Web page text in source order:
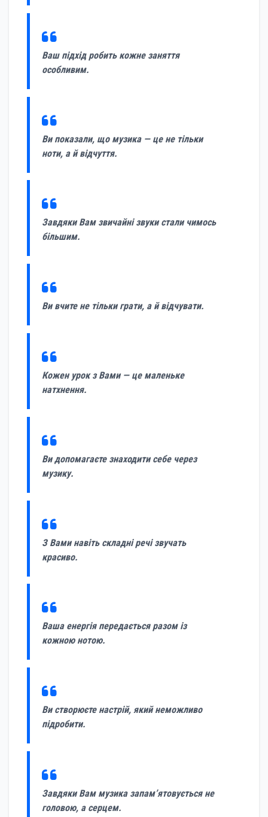
Ваш підхід робить кожне заняття
особливим.
Ви показали, що музика — це не тільки
ноти, а й відчуття.
Завдяки Вам звичайні звуки стали чимось
більшим.
Ви вчите не тільки грати, а й відчувати.
Кожен урок з Вами — це маленьке
натхнення.
Ви допомагаєте знаходити себе через
музику.
З Вами навіть складні речі звучать
красиво.
Ваша енергія передається разом із
кожною нотою.
Ви створюєте настрій, який неможливо
підробити.
Завдяки Вам музика запам’ятовується не
головою, а серцем.